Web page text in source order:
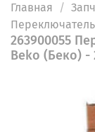
Главная
263900055
Beko (Беко) -